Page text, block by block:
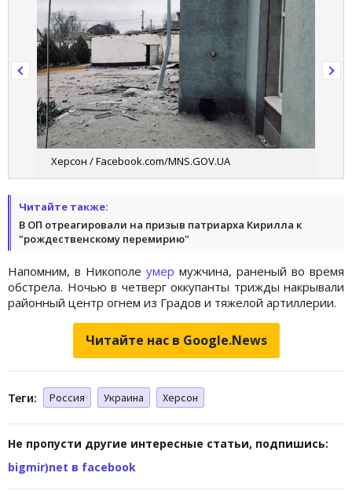
Херсон / Facebook.com/MNS.GOV.UA
Читайте также:
В ОП отреагировали на призыв патриарха Кирилла к
"рождественскому перемирию"
Напомним, в Никополе умер мужчина, раненый во время
обстрела. Ночью в четверг оккупанты трижды накрывали
районный центр огнем из Градов и тяжелой артиллерии.
Читайте нас в Google.News
Теги: Россия Украина Херсон
Не пропусти другие интересные статьи, подпишись:
bigmir)net в facebook